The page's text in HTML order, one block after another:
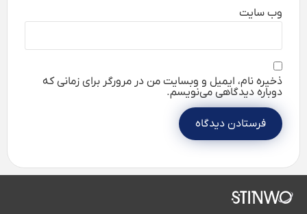
وب‌ سایت
ذخیره نام، ایمیل و وبسایت من در مرورگر برای زمانی که
دوباره دیدگاهی می‌نویسم.